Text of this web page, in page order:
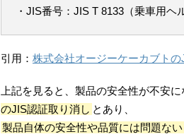
・JIS番号：JIS T 8133（乗車用ヘ
引用： 株式会社オージーケーカブト
上記を見ると、製品の安全性が不安
のJIS認証取り消し とあり、
製品自体の安全性や品質には問題ない